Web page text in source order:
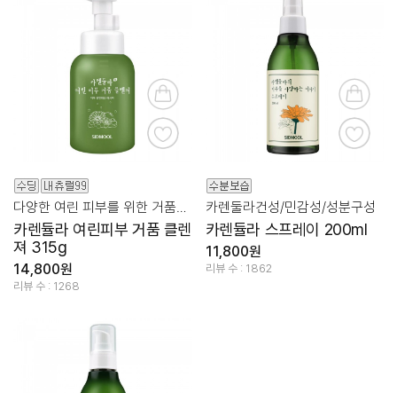
카렌듈라 여린피부 거품 클렌
져 315g
14,800원
리뷰 수 : 1268
카렌둘라건성/민감성/성분구성
카렌듈라 스프레이 200ml
11,800원
리뷰 수 : 1862